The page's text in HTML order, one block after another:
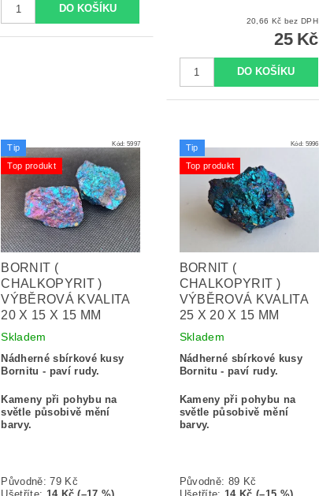
20,66 Kč bez DPH
25 Kč
Tip
Top produkt
Kód:5997
BORNIT (
CHALKOPYRIT )
VÝBĚROVÁ KVALITA
20 X 15 X 15 MM
Skladem
Nádherné sbírkové kusy
Bornitu - paví rudy.
Kameny při pohybu na
světle působivě mění
barvy.
Původně:79 Kč
Tip
Top produkt
Kód: 5996
BORNIT (
CHALKOPYRIT )
VÝBĚROVÁ KVALITA
25 X 20 X 15 MM
Skladem
Nádherné sbírkové kusy
Bornitu - paví rudy.
Kameny při pohybu na
světle působivě mění
barvy.
Původně: 89 Kč